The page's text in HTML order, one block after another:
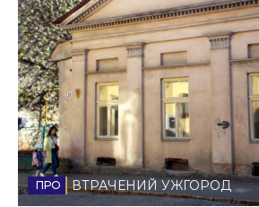
Спорт
Стиль життя
Втрачений Ужгород
Втрачений Ужгород
ВТРАЧЕНИЙ УЖГОРОД